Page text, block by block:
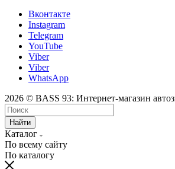
Вконтакте
Instagram
Telegram
YouTube
Viber
Viber
WhatsApp
2026 © BASS 93: Интернет-магазин
Найти
Каталог
По всему сайту
По каталогу